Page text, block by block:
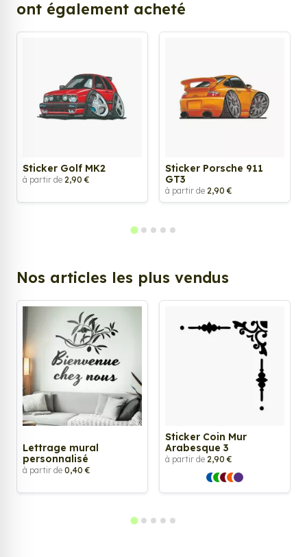
ont également acheté
Sticker Golf MK2
à partir de 2,90 €
Sticker Porsche 911
GT3
à partir de 2,90 €
Nos articles les plus vendus
Lettrage mural
personnalisé
à partir de 0,40 €
Sticker Coin Mur
Arabesque 3
à partir de 2,90 €